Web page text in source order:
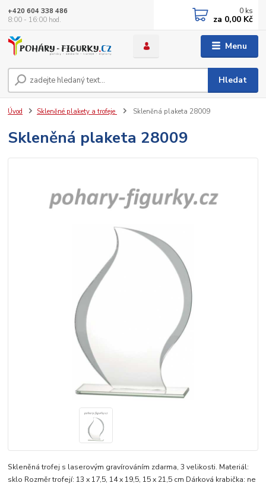
Menu
Hledat
+420 604 338 486
8:00 - 16:00 hod.
0 ks
za 0,00 Kč
Úvod Skleněné plakety a trofeje Skleněná plaketa 28009
Skleněná plaketa 28009
Skleněná trofej s laserovým gravírováním zdarma, 3 velikosti. Materiál:
sklo Rozměr trofejí: 13 x 17,5, 14 x 19,5, 15 x 21,5 cm Dárková krabička: ne